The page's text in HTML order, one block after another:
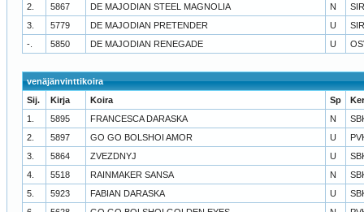
2.
5867 DE MAJODIAN STEEL MAGNOLIA N
3.
5779 DE MAJODIAN PRETENDER U
-.
5850 DE MAJODIAN RENEGADE U
venäjänvinttikoira
Sij.
Kirja Koira Sp
1.
5895 FRANCESCA DARASKA N
2.
5897 GO GO BOLSHOI AMOR U
3.
5864 ZVEZDNYJ U
4.
5518 RAINMAKER SANSA N
5.
5923 FABIAN DARASKA U